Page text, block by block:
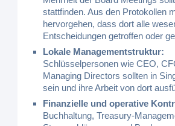
stattfinden. Aus den Protokollen
hervorgehen, dass dort alle
Entscheidungen getroffen oder
Lokale Managementstruktur:
Schlüsselpersonen wie CEO,
Managing Directors sollten in
sein und ihre Arbeit von dort
Finanzielle und operative
Buchhaltung, Treasury-